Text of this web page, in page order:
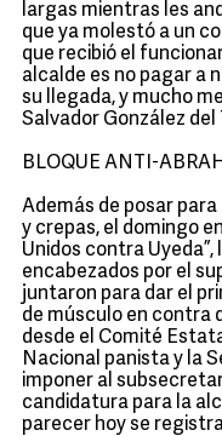
largas mientras les
que ya molestó a un
que recibió el
alcalde es no pagar a
su llegada, y mucho
Salvador González del
BLOQUE ANTI-
Además de posar
y crepas, el domingo
Unidos contra
encabezados por el
juntaron para dar el
de músculo en contra
desde el Comité
Nacional panista y la
imponer al
candidatura para la
parecer hoy se